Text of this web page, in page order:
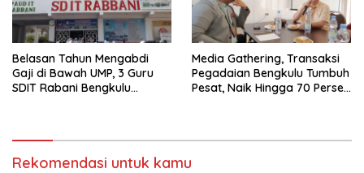
Belasan Tahun Mengabdi
Gaji di Bawah UMP, 3 Guru
SDIT Rabani Bengkulu
Media Gathering, Transaksi
Pegadaian Bengkulu Tumbuh
Pesat, Naik Hingga 70 Persen
Rekomendasi untuk kamu